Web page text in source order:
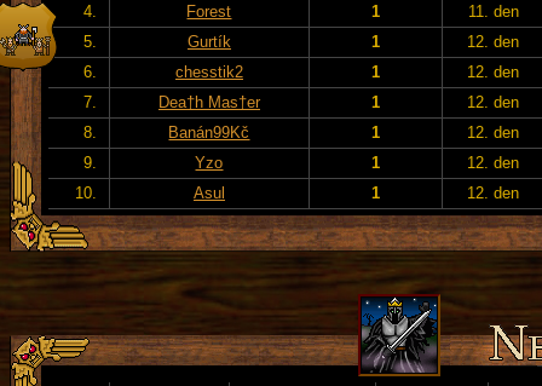
4.
Forest 1
11. den
5.
Gurtík 1
12. den
6.
chesstik2 1
12. den
7.
Dea†h Mas†er 1
12. den
8.
Banán99Kč 1
12. den
9.
Yzo 1
12. den
10.
Asul 1 12. den